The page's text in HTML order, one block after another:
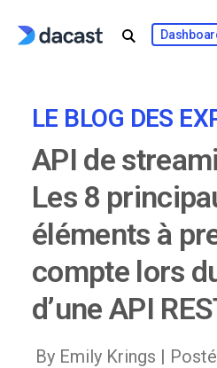
LE BLOG DES
API de
Les 8
éléments à
compte lors
d’une API
By Emily Krings |